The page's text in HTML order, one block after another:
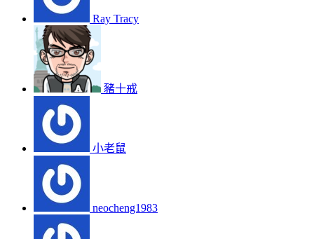
Ray Tracy
豬十戒
小老鼠
neocheng1983